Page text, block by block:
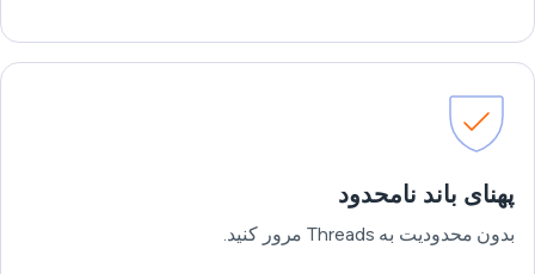
پهنای باند نامحدود
بدون محدودیت به Threads مرور کنید.